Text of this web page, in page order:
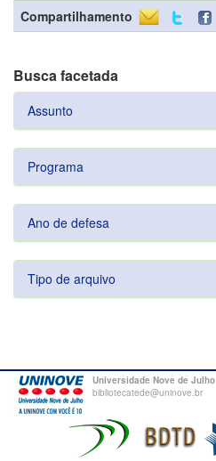
Compartilhamento
Busca facetada
Assunto
Programa
Ano de defesa
Tipo de arquivo
Universidade Nove de Julho
bibliotecatede@uninove.br